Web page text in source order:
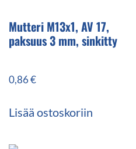
Mutteri M13x1, AV 17,
paksuus 3 mm, sinkitty
0,86€
Lisää ostoskoriin